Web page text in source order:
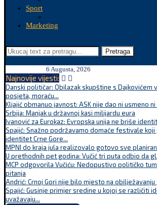
Sport
Marketing
Pretraga
6 Augusta, 2026
Najnovije vijesti:
Danski političar: Obilazak skupštine s Dajkovićem
posjeta, moraću...
Kljajić obmanuo javnost: ASK nije dao ni usmeno
Srbija: Manjak u državnoj kasi milijardu eura
Ivanović za Eurokaz: Evropska unija ne briše
Spajić: Snažno podržavamo domaće festivale
identitet Crne Gore...
MPNI do kraja jula realizovalo gotovo sve
U prethodnih pet godina: Vučić tri puta odbio da
MCP odgovorila Vučiću: Nedopustivo političko
pitanja
Andrić: Crnoj Gori nije bilo mjesto na obilježavanju
Spajić: Gusinje primjer sredine u kojoj se različiti
uvažavaju...